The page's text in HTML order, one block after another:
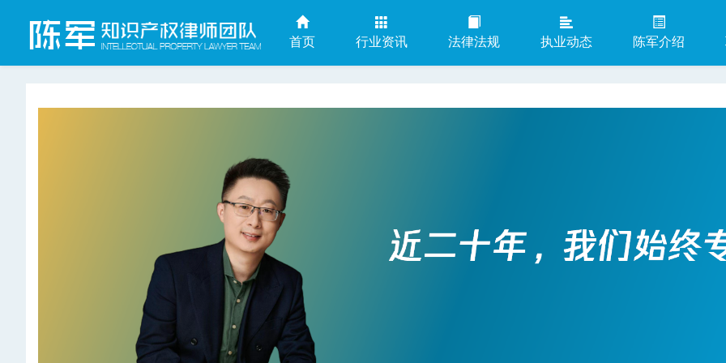
首页 行业资讯 法律法规 执业动态 陈军介绍